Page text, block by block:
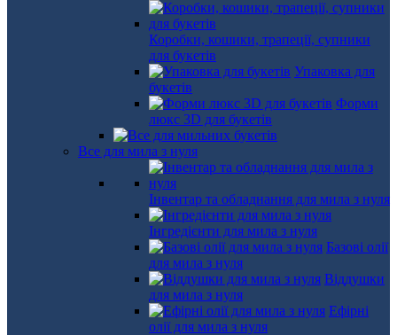
Коробки, кошики, трапеції, супники
для букетів
Упаковка для
букетів
Форми
люкс 3D для букетів
Все для мила з нуля
Інвентар та обладнання для мила з нуля
Інгредієнти для мила з нуля
Базові олії
для мила з нуля
Віддушки
для мила з нуля
Ефірні
олії для мила з нуля